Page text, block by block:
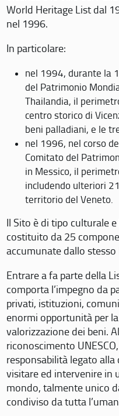
World Heritage List dal
nel 1996.
In particolare:
nel 1994, durante la
del Patrimonio
Thailandia, il
centro storico di
beni palladiani, e le
nel 1996, nel corso
Comitato del
in Messico, il
includendo ulteriori
territorio del Veneto.
Il Sito è di tipo culturale
costituito da 25
accumunate dallo stesso
Entrare a fa parte della
comporta l’impegno da
privati, istituzioni,
enormi opportunità per
valorizzazione dei beni.
riconoscimento
responsabilità legato alla
visitare ed intervenire in
mondo, talmente unico
condiviso da tutta